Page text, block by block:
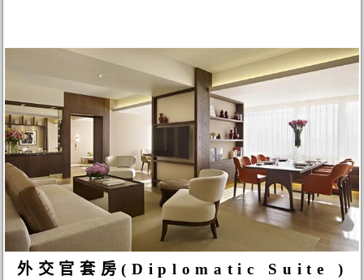
外交官套房(Diplomatic Suite )